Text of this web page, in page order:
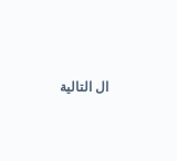
ال التالية